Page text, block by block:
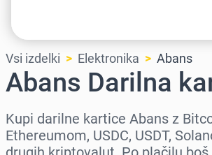
Vsi izdelki Elektronika Abans
Abans Darilna
Kupi darilne kartice Abans z
Ethereumom, USDC, USDT,